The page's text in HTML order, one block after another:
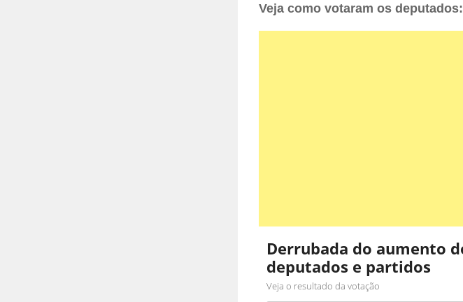
Veja como votaram os deputados: